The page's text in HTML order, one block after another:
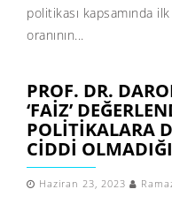
politikası kapsamında
oranının...
PROF. DR.
‘FAIZ’
POLITIKALARA
CIDDI
Haziran 23, 2023